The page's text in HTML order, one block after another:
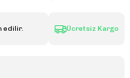
edilir. Ücretsiz Kargo